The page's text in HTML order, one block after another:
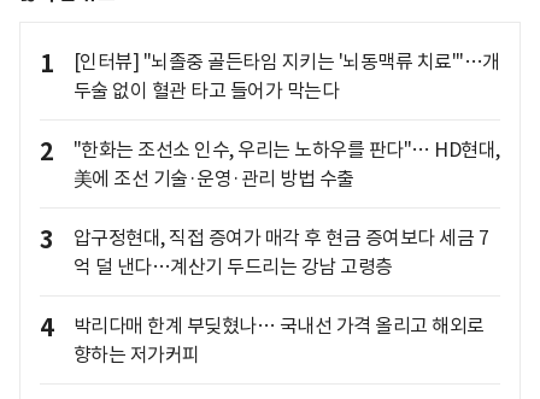
1
[인터뷰] "뇌졸중 골든타임 지키는 '뇌동맥류 치료'"…개
두술 없이 혈관 타고 들어가 막는다
2
"한화는 조선소 인수, 우리는 노하우를 판다"… HD현대,
美에 조선 기술·운영·관리 방법 수출
3
압구정현대, 직접 증여가 매각 후 현금 증여보다 세금 7
억 덜 낸다…계산기 두드리는 강남 고령층
4
박리다매 한계 부딪혔나… 국내선 가격 올리고 해외로
향하는 저가커피